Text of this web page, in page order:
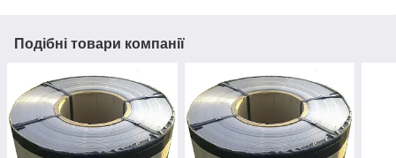
Подібні товари компанії